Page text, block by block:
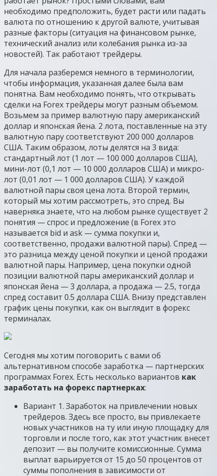
необходимо предположить, будет расти или падать
валюта по отношению к другой валюте, учитывая
разные факторы (ситуация на финансовом рынке,
технический анализ или колебания рынка из-за
новостей). Так работают трейдеры.
Для начала разберемся немного в терминологии,
чтобы информация, указанная далее была вам
понятна. Вам необходимо понять, что открывать
сделки на Forex трейдеры могут разным объемом.
Возьмем за пример валютную пару американский
доллар и японская йена. 2 лота, поставленные на эту
валютную пару соответствуют 200 000 долларов
США. Таким образом, лоты делятся на 3 вида:
стандартный лот (1 лот — 100 000 долларов США),
мини-лот (0,1 лот — 10 000 долларов США) и микро-
лот (0,01 лот — 1 000 долларов США). У каждой
валютной пары своя цена лота. Второй термин,
который мы хотим рассмотреть, это спред. Вы
наверняка знаете, что на любом рынке существует 2
понятия — спрос и предложение (в Forex это
называется bid и ask — сумма покупки и,
соответственно, продажи валютной пары). Спред —
это разница между ценой покупки и ценой продажи
валютной пары. Например, цена покупки одной
позиции валютной пары американский доллар и
японская йена — 3 доллара, а продажа — 2.5, тогда
спред составит 0.5 доллара США. Внизу представлен
график цены покупки, как он выглядит в форекс
терминалах.
Сегодня мы хотим поговорить с вами об
альтернативном способе заработка — партнерских
программах Forex. Есть несколько вариантов как
заработать на форекс партнерках:
Вариант 1. Заработок на привлечении новых
трейдеров. Здесь все просто, вы привлекаете
новых участников на ту или иную площадку для
торговли и после того, как этот участник внесет
депозит — вы получите комиссионные. Сумма
выплат варьируется от 15 до 50 процентов от
суммы пополнения в зависимости от